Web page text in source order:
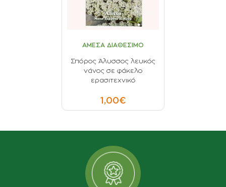
ΑΜΕΣΑ ΔΙΑΘΕΣΙΜΟ
Σπόρος Άλυσσος λευκός
νάνος σε φάκελο
ερασιτεχνικό
1,00€